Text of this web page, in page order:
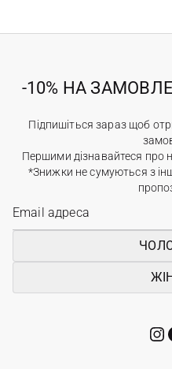
-10% НА
Підпишіться зараз щоб
Першими дізнавайтеся про
*Знижки не сумуються з